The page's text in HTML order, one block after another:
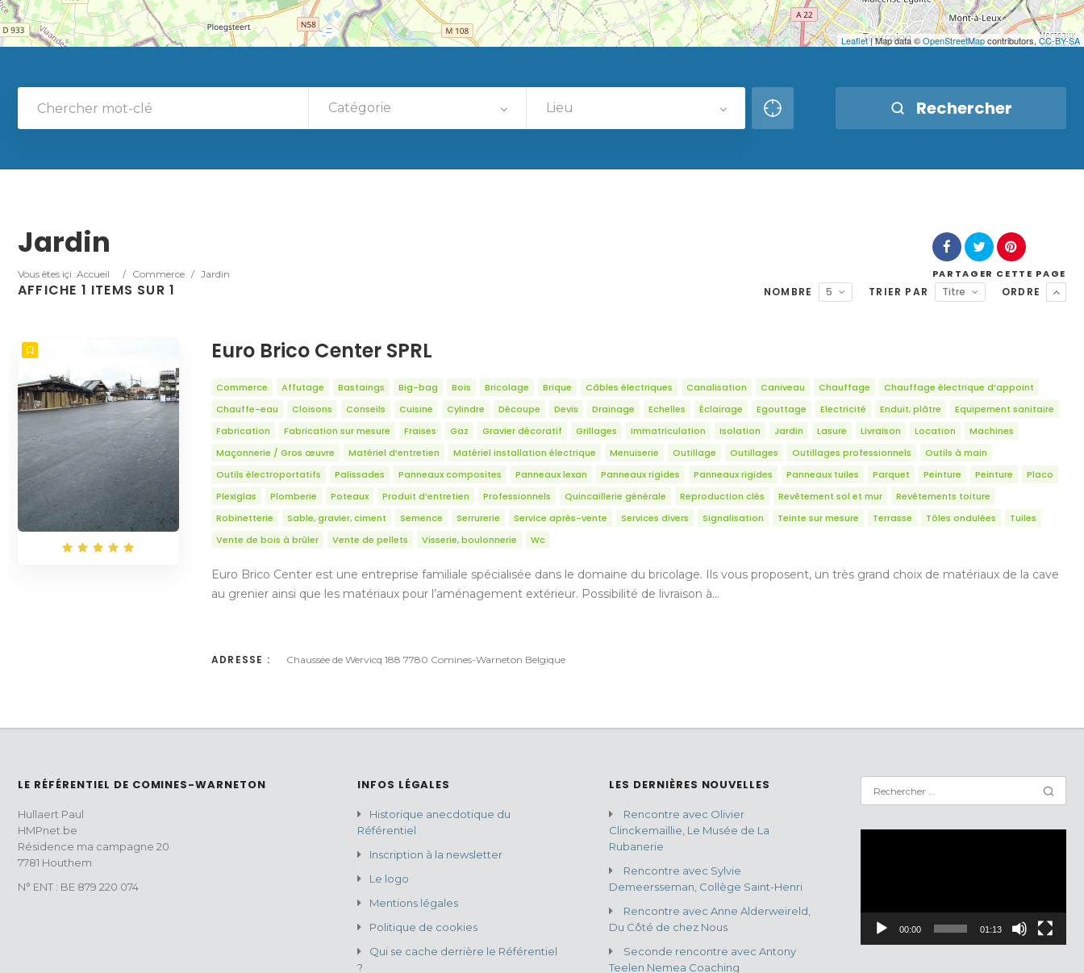
Leaflet| Map data ©OpenStreetMapcontributors, CC-BY-SA
Catégorie Lieu Rechercher
Jardin
Vous êtes içi :Accueil / Commerce / Jardin PARTAGER CETTE PAGE
AFFICHE 1 ITEMS SUR 1 NOMBRE 5 TRIER PAR Titre ORDRE
Euro Brico Center SPRL
Commerce Affutage Bastaings Big-bag Bois Bricolage Brique Câbles électriques Canalisation Caniveau Chauffage
Chauffage électrique d’appoint
Chauffe-eau
Cloisons Conseils Cuisine Cylindre Découpe Devis Drainage Echelles Éclairage Egouttage Electricité Enduit, plâtre
Equipement sanitaire
Fabrication
Fabrication sur mesure Fraises Gaz Gravier décoratif Grillages Immatriculation Isolation Jardin Lasure Livraison Location
Machines
Maçonnerie / Gros œuvre
Matériel d’entretien Matériel installation électrique Menuiserie Outillage Outillages Outillages professionnels
Outils à main
Outils électroportatifs
Palissades Panneaux composites Panneaux lexan Panneaux rigides Panneaux rigides Panneaux tuiles Parquet Peinture Peinture
Placo
Plexiglas
Plomberie Poteaux Produit d’entretien Professionnels Quincaillerie générale Reproduction clés Revêtement sol et mur
Revêtements toiture
Robinetterie
Sable, gravier, ciment Semence Serrurerie Service après-vente Services divers Signalisation Teinte sur mesure Terrasse Tôles ondulées
Tuiles
Vente de bois à brûler
Vente de pellets Visserie, boulonnerie Wc
Euro Brico Center est une entreprise familiale spécialisée dans le domaine du bricolage. Ils vous proposent, un très grand choix de matériaux de la cave
au grenier ainsi que les matériaux pour l’aménagement extérieur. Possibilité de livraison à…
ADRESSE : Chaussée de Wervicq 188 7780 Comines-Warneton Belgique
LE RÉFÉRENTIEL DE COMINES-WARNETON
Hullaert Paul
HMPnet.be
Résidence ma campagne 20
7781 Houthem
N° ENT : BE 879 220 074
INFOS LÉGALES
Historique anecdotique du
Référentiel
Inscription à la newsletter
Le logo
Mentions légales
Politique de cookies
Qui se cache derrière le Référentiel
?
LES DERNIÈRES NOUVELLES
Rencontre avec Olivier
Clinckemaillie, Le Musée de La
Rubanerie
Rencontre avec Sylvie
Demeersseman, Collège Saint-Henri
Rencontre avec Anne Alderweireld,
Du Côté de chez Nous
Seconde rencontre avec Antony
Teelen Nemea Coaching
00:00 01:13